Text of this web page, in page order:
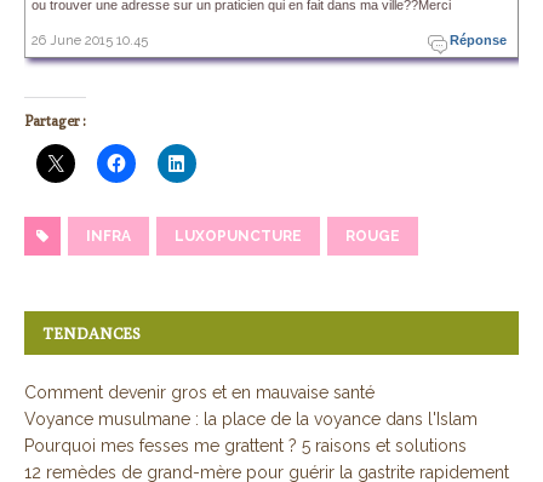
ou trouver une adresse sur un praticien qui en fait dans ma ville??Merci
Réponse
26 June 2015 10.45
Partager :
INFRA LUXOPUNCTURE ROUGE
TENDANCES
Comment devenir gros et en mauvaise santé
Voyance musulmane : la place de la voyance dans l'Islam
Pourquoi mes fesses me grattent ? 5 raisons et solutions
12 remèdes de grand-mère pour guérir la gastrite rapidement